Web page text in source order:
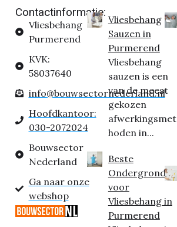
Contactinformatie:
Vliesbehang
Purmerend
KVK:
58037640
info@bouwsectornederland.nl
Hoofdkantoor:
030-2072024
Bouwsector
Nederland
Ga naar onze
webshop
Vliesbehang
Sauzen in
Purmerend
Vliesbehang
sauzen is een
van de meest
gekozen
afwerkingsmet
hoden in...
Beste
Ondergrond
voor
Vliesbehang in
Purmerend